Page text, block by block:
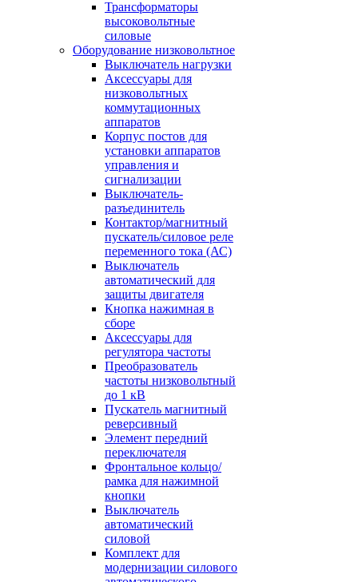
Трансформаторы
высоковольтные
силовые
Оборудование низковольтное
Выключатель нагрузки
Аксессуары для
низковольтных
коммутационных
аппаратов
Корпус постов для
установки аппаратов
управления и
сигнализации
Выключатель-
разъединитель
Контактор/магнитный
пускатель/силовое реле
переменного тока (АС)
Выключатель
автоматический для
защиты двигателя
Кнопка нажимная в
сборе
Аксессуары для
регулятора частоты
Преобразователь
частоты низковольтный
до 1 кВ
Пускатель магнитный
реверсивный
Элемент передний
переключателя
Фронтальное кольцо/
рамка для нажимной
кнопки
Выключатель
автоматический
силовой
Комплект для
модернизации силового